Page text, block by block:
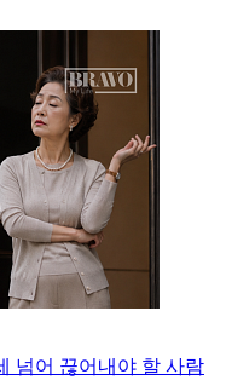
넘어 끊어내야 할 사람